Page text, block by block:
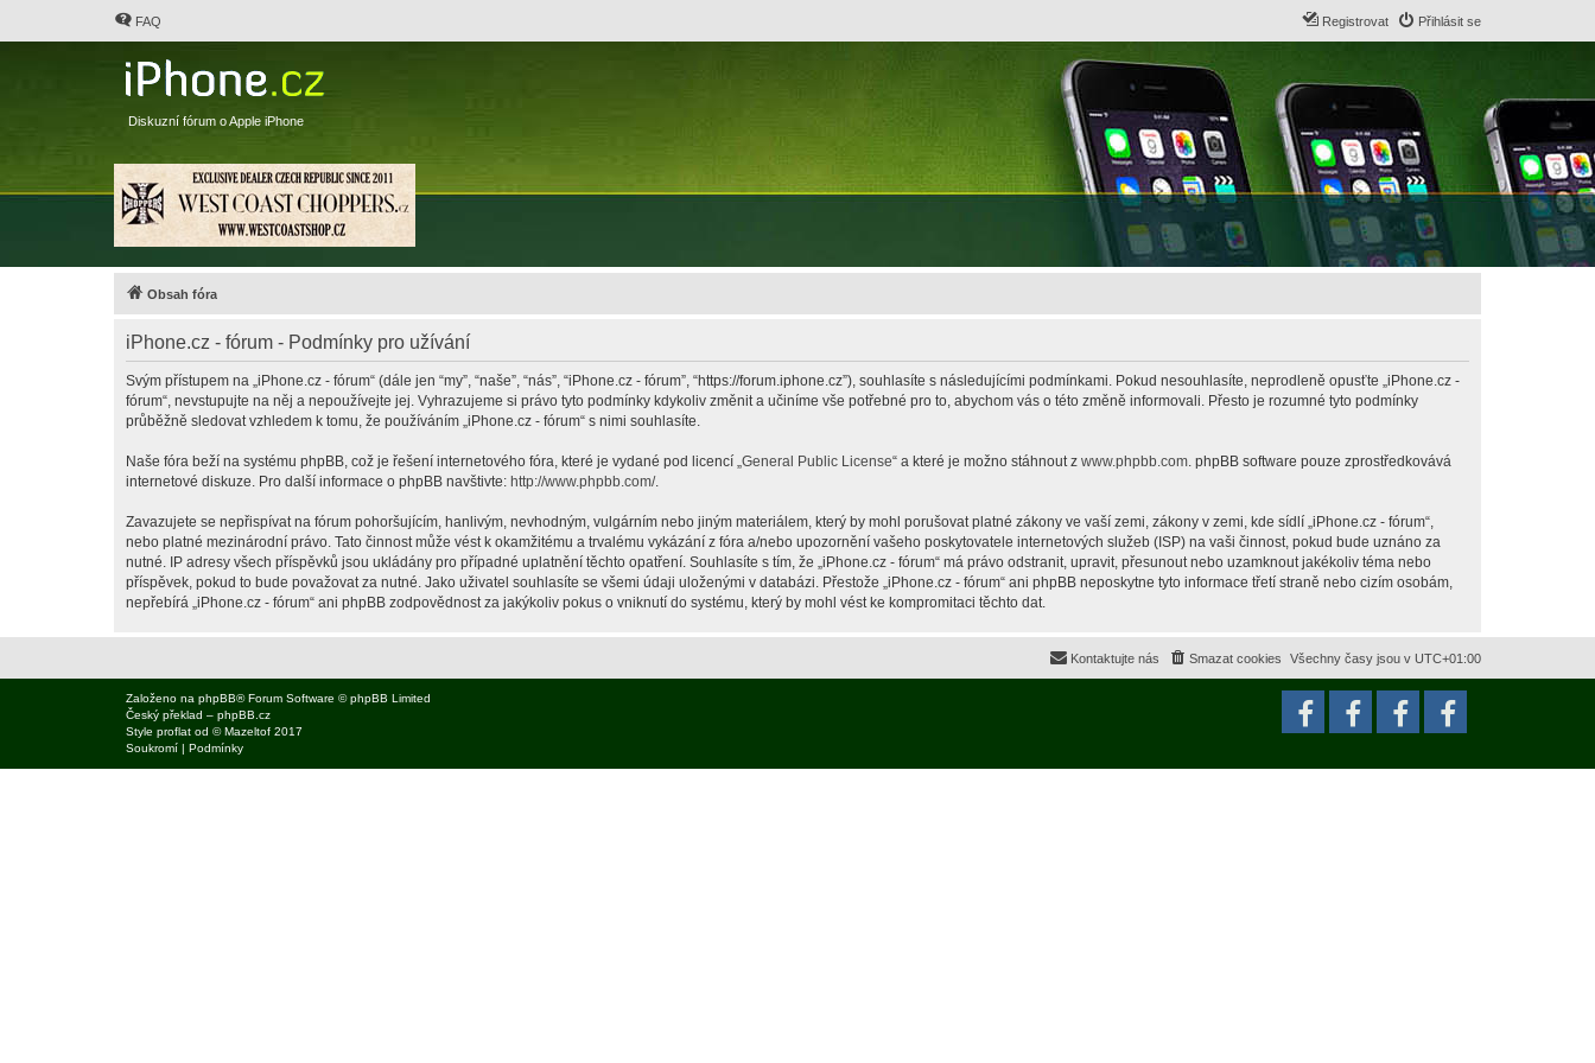
FAQ Přihlásit se
Registrovat
Diskuzní fórum o Apple iPhone
Obsah fóra
iPhone.cz - fórum - Podmínky pro užívání
Svým přístupem na „iPhone.cz - fórum“ (dále jen “my”, “naše”, “nás”, “iPhone.cz - fórum”, “https://forum.iphone.cz”), souhlasíte s následujícími podmínkami. Pokud nesouhlasíte, neprodleně opusťte „iPhone.cz -
fórum“, nevstupujte na něj a nepoužívejte jej. Vyhrazujeme si právo tyto podmínky kdykoliv změnit a učiníme vše potřebné pro to, abychom vás o této změně informovali. Přesto je rozumné tyto podmínky
průběžně sledovat vzhledem k tomu, že používáním „iPhone.cz - fórum“ s nimi souhlasíte.
Naše fóra beží na systému phpBB, což je řešení internetového fóra, které je vydané pod licencí „General Public License“ a které je možno stáhnout z www.phpbb.com. phpBB software pouze zprostředkovává
internetové diskuze. Pro další informace o phpBB navštivte: http://www.phpbb.com/.
Zavazujete se nepřispívat na fórum pohoršujícím, hanlivým, nevhodným, vulgárním nebo jiným materiálem, který by mohl porušovat platné zákony ve vaší zemi, zákony v zemi, kde sídlí „iPhone.cz - fórum“,
nebo platné mezinárodní právo. Tato činnost může vést k okamžitému a trvalému vykázání z fóra a/nebo upozornění vašeho poskytovatele internetových služeb (ISP) na vaši činnost, pokud bude uznáno za
nutné. IP adresy všech příspěvků jsou ukládány pro případné uplatnění těchto opatření. Souhlasíte s tím, že „iPhone.cz - fórum“ má právo odstranit, upravit, přesunout nebo uzamknout jakékoliv téma nebo
příspěvek, pokud to bude považovat za nutné. Jako uživatel souhlasíte se všemi údaji uloženými v databázi. Přestože „iPhone.cz - fórum“ ani phpBB neposkytne tyto informace třetí straně nebo cizím osobám,
nepřebírá „iPhone.cz - fórum“ ani phpBB zodpovědnost za jakýkoliv pokus o vniknutí do systému, který by mohl vést ke kompromitaci těchto dat.
Všechny časy jsou v UTC+01:00
Smazat cookies
Kontaktujte nás
Založeno na phpBB® Forum Software © phpBB Limited
Český překlad – phpBB.cz
Style proflat od ©Mazeltof 2017
Soukromí | Podmínky